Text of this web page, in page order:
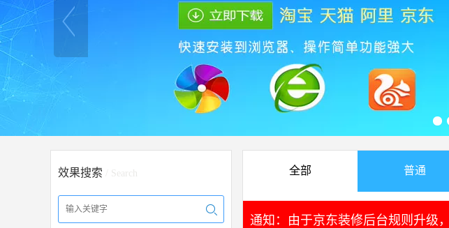
效果搜索 / Search 全部 普通
通知：由于京东装修后台规则升级